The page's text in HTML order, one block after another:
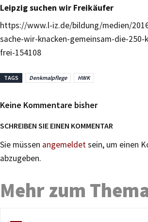
Leipzig suchen wir Freikäufer
https://www.l-iz.de/bildung/medien/
sache-wir-knacken-gemeinsam-die-
frei-154108
TAGS Denkmalpflege HWK
Keine Kommentare bisher
SCHREIBEN SIE EINEN KOMMENTAR
Sie müssen angemeldetsein, um einen
abzugeben.
Mehr zum